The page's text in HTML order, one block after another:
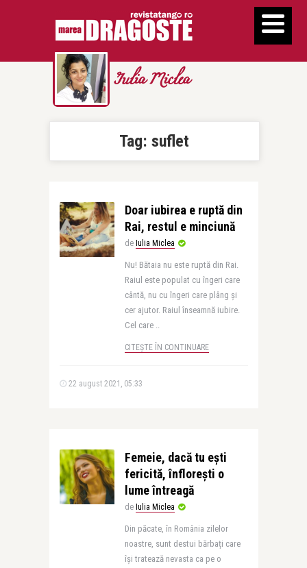
Iulia Miclea
Tag: suflet
Doar iubirea e ruptă din
Rai, restul e minciună
de Iulia Miclea
Nu! Bătaia nu este ruptă din Rai.
Raiul este populat cu îngeri care
cântă, nu cu îngeri care plâng și
cer ajutor. Raiul înseamnă iubire.
Cel care ..
CITEȘTE ÎN CONTINUARE
22 august 2021, 05:33
Femeie, dacă tu ești
fericită, înflorești o
lume întreagă
de Iulia Miclea
Din păcate, în România zilelor
noastre, sunt destui bărbați care
își tratează nevasta ca pe o